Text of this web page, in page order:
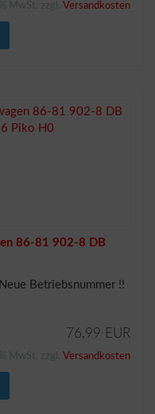
Versandkosten
86-81 902-8 DB
Betriebsnummer !!
76,99 EUR
Versandkosten